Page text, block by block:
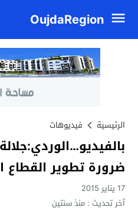
OujdaRegion
الرئيسية فيديوهات
ضرورة تطوير القطاع
17 يناير 2015
آخر تحديث :منذ سنتين